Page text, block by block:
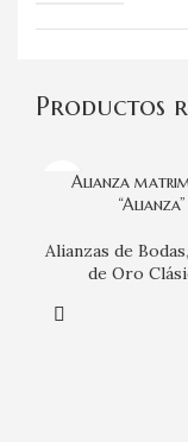
Productos
Alianza
“Alianza”
Alianzas de Bodas,
de Oro